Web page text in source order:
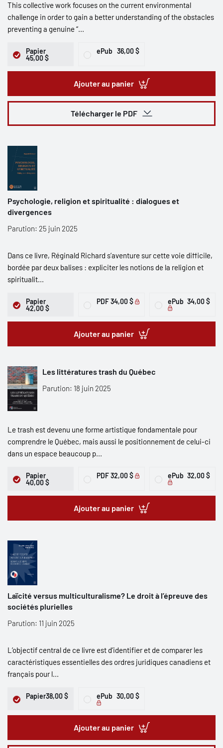
This collective work focuses on the current environmental
challenge in order to gain a better understanding of the obstacles
preventing a genuine “...
Papier
45,00 $
ePub 36,00 $
Ajouter au panier
Télécharger le PDF
Psychologie, religion et spiritualité : dialogues et
divergences
Parution: 25 juin 2025
Dans ce livre, Réginald Richard s’aventure sur cette voie difficile,
bordée par deux balises : expliciter les notions de la religion et
spiritualit...
Papier
42,00 $
PDF34,00 $ ePub 34,00 $
Ajouter au panier
Les littératures trash du Québec
Parution: 18 juin 2025
Le trash est devenu une forme artistique fondamentale pour
comprendre le Québec, mais aussi le positionnement de celui-ci
dans un espace beaucoup p...
Papier
40,00 $
PDF32,00 $ ePub 32,00 $
Ajouter au panier
Laïcité versus multiculturalisme? Le droit à l’épreuve des
sociétés plurielles
Parution: 11 juin 2025
L’objectif central de ce livre est d’identifier et de comparer les
caractéristiques essentielles des ordres juridiques canadiens et
français pour l...
Papier38,00 $ ePub 30,00 $
Ajouter au panier